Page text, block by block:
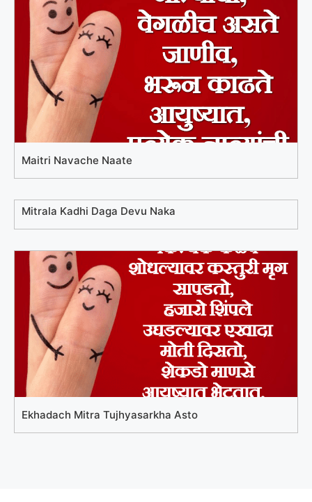
Maitri Navache Naate
Mitrala Kadhi Daga Devu Naka
Ekhadach Mitra Tujhyasarkha Asto